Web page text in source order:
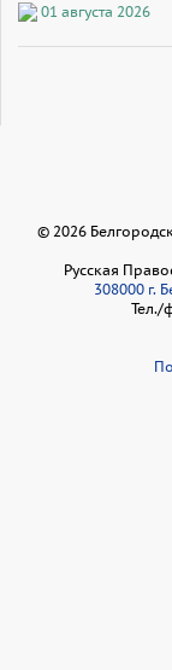
01 августа 2026
© 2026
Русская
308000 г.
Тел./